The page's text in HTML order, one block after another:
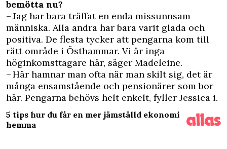
bemötta nu?
– Jag har bara träffat en enda missunnsam
människa. Alla andra har bara varit glada och
positiva. De flesta tycker att pengarna kom till
rätt område i Östhammar. Vi är inga
höginkomsttagare här, säger Madeleine.
– Här hamnar man ofta när man skilt sig, det är
många ensamstående och pensionärer som bor
här. Pengarna behövs helt enkelt, fyller Jessica i.
5 tips hur du får en mer jämställd ekonomi
hemma